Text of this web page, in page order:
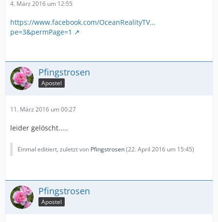
4. März 2016 um 12:55
https://www.facebook.com/OceanRealityTV…
pe=3&permPage=1
Pfingstrosen
Apostel
11. März 2016 um 00:27
leider gelöscht.....
Einmal editiert, zuletzt von Pfingstrosen(22. April 2016 um 15:45)
Pfingstrosen
Apostel